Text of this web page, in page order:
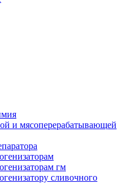
и мясоперерабатывающей
гм
сливочного